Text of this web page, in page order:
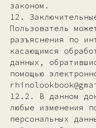
законом.
12.
Пользователь
разъяснения по
касающимся
данных,
помощью
12.2. В данном
любые изменения
персональных